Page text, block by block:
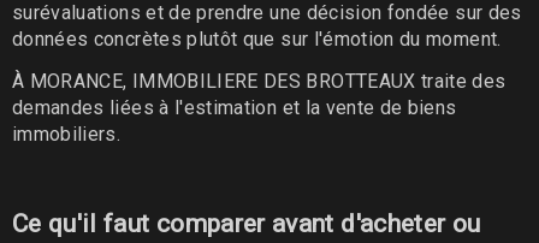
surévaluations et de prendre une décision fondée sur des
données concrètes plutôt que sur l'émotion du moment.
À MORANCE, IMMOBILIERE DES BROTTEAUX traite des
demandes liées à l'estimation et la vente de biens
immobiliers.
Ce qu'il faut comparer avant d'acheter ou